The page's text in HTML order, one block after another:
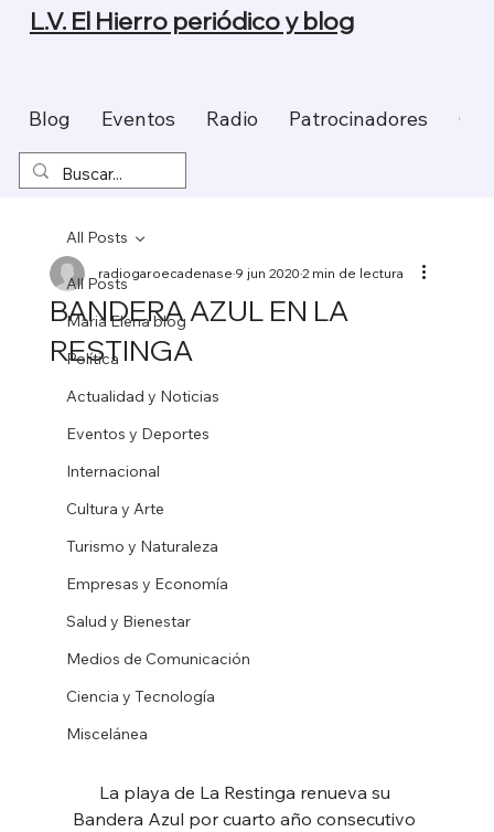
Blog Eventos Radio Patrocinadores
L.V. El Hierro periódico y blog
All Posts
Maria Elena blog
Política
Actualidad y Noticias
Eventos y Deportes
Internacional
Cultura y Arte
Turismo y Naturaleza
Empresas y Economía
Salud y Bienestar
Medios de Comunicación
Ciencia y Tecnología
Miscelánea
All Posts
BANDERA AZUL EN LA
RESTINGA
radiogaroecadenase9 jun 20202 min de lectura
La playa de La Restinga renueva su
Bandera Azul por cuarto año consecutivo